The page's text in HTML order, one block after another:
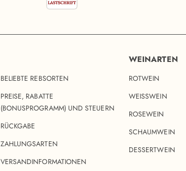
BELIEBTE REBSORTEN
PREISE, RABATTE
(BONUSPROGRAMM) UND STEUERN
RÜCKGABE
ZAHLUNGSARTEN
VERSANDINFORMATIONEN
WEINARTEN
ROTWEIN
WEISSWEIN
ROSEWEIN
SCHAUMWEIN
DESSERTWEIN